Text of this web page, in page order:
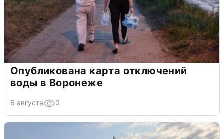
Опубликована карта отключений
воды в Воронеже
6 августа 0